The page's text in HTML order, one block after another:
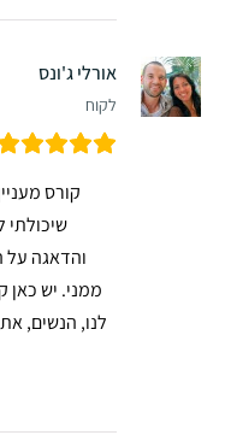
אורלי ג'ונס
לקוח
קורס
שיכולתי
והדאגה על
ממני. יש כאן
לנו, הנשים,